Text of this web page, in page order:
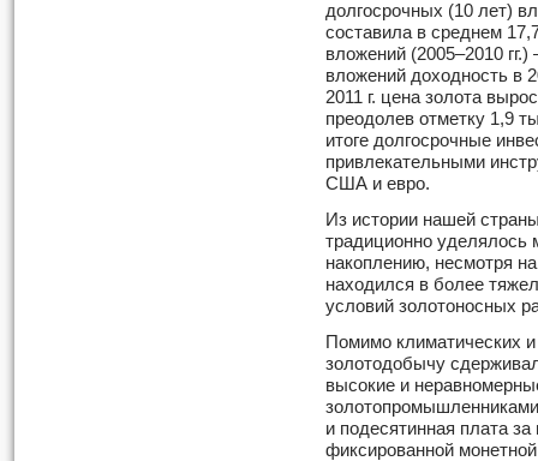
долгосрочных (10 лет)
составила в среднем
вложений (2005–2010
вложений доходность в
2011 г. цена золота
преодолев отметку 1,9
итоге долгосрочные
привлекательными
США и евро.
Из истории нашей
традиционно уделялось
накоплению, несмотря
находился в более
условий золотоносных
Помимо климатических
золотодобычу
высокие и
и подесятинная плата
фиксированной